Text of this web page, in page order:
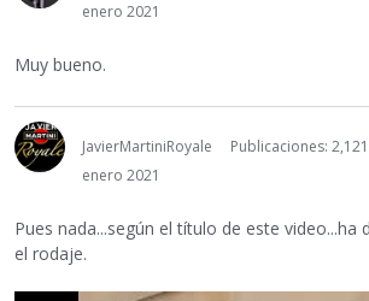
enero 2021
Muy bueno.
JavierMartiniRoyale
Publicaciones: 2,121
enero 2021
Pues nada...según el título de este video...ha
el rodaje.